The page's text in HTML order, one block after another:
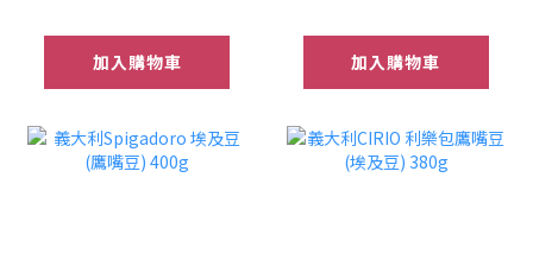
加入購物車 加入購物車